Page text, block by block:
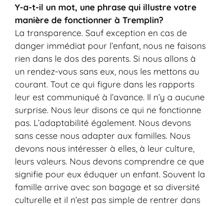
Y-a-t-il un mot, une phrase qui illustre votre
manière de fonctionner à Tremplin?
La transparence. Sauf exception en cas de
danger immédiat pour l’enfant, nous ne faisons
rien dans le dos des parents. Si nous allons à
un rendez-vous sans eux, nous les mettons au
courant. Tout ce qui figure dans les rapports
leur est communiqué à l’avance. Il n’y a aucune
surprise. Nous leur disons ce qui ne fonctionne
pas. L’adaptabilité également. Nous devons
sans cesse nous adapter aux familles. Nous
devons nous intéresser à elles, à leur culture,
leurs valeurs. Nous devons comprendre ce que
signifie pour eux éduquer un enfant. Souvent la
famille arrive avec son bagage et sa diversité
culturelle et il n’est pas simple de rentrer dans